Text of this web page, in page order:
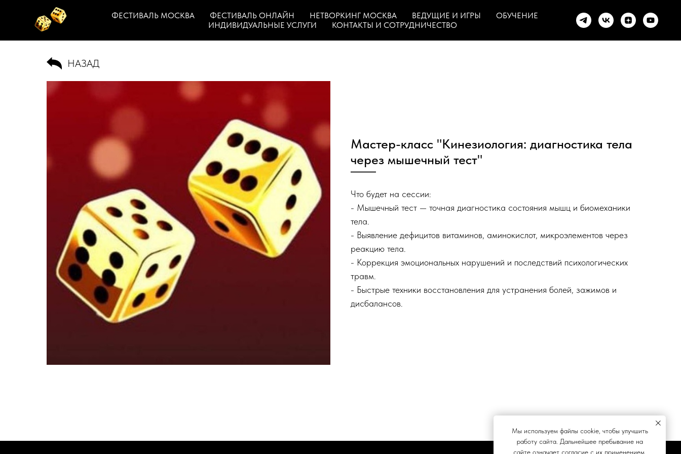
ФЕСТИВАЛЬ МОСКВА ФЕСТИВАЛЬ ОНЛАЙН НЕТВОРКИНГ МОСКВА ВЕДУЩИЕ И ИГРЫ
ОБУЧЕНИЕ
ИНДИВИДУАЛЬНЫЕ УСЛУГИ
КОНТАКТЫ И СОТРУДНИЧЕСТВО
НАЗАД
Мастер-класс "Кинезиология: диагностика тела
через мышечный тест"
Что будет на сессии:
- Мышечный тест — точная диагностика состояния мышц и биомеханики
тела.
- Выявление дефицитов витаминов, аминокислот, микроэлементов через
реакцию тела.
- Коррекция эмоциональных нарушений и последствий психологических
травм.
- Быстрые техники восстановления для устранения болей, зажимов и
дисбалансов.
Мы используем файлы cookie, чтобы улучшить
работу сайта. Дальнейшее пребывание на
сайте означает согласие с их применением.